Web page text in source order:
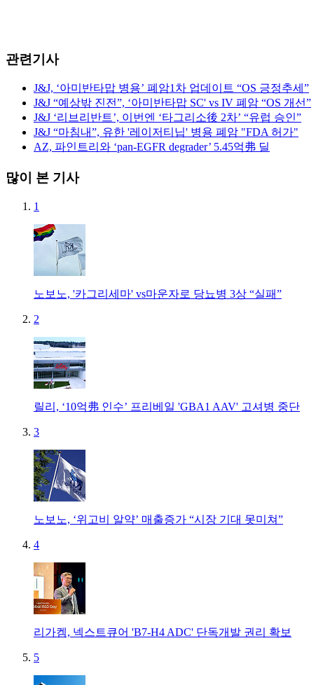
관련기사
J&J, ‘아미반타맙 병용’ 폐암1차 업데이트 “OS 긍정추세”
J&J “예상밖 진전”, ‘아미반타맙 SC' vs IV 폐암 “OS 개선”
J&J ‘리브리반트’, 이번엔 ‘타그리소後 2차’ “유럽 승인”
J&J “마침내”, 유한 '레이저티닙' 병용 폐암 "FDA 허가"
AZ, 파인트리와 ‘pan-EGFR degrader’ 5.45억弗 딜
많이 본 기사
1
노보노, '카그리세마' vs마운자로 당뇨병 3상 “실패”
2
릴리, ‘10억弗 인수’ 프리베일 'GBA1 AAV' 고셔병 중단
3
노보노, ‘위고비 알약’ 매출증가 “시장 기대 못미쳐”
4
리가켐, 넥스트큐어 'B7-H4 ADC' 단독개발 권리 확보
5